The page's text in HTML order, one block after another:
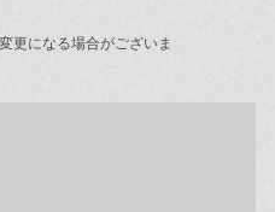
更になる場合がございま